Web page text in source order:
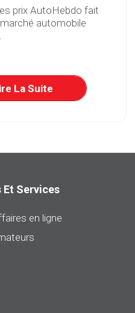
prix AutoHebdo fait
automobile
La Suite
Et Services
en ligne